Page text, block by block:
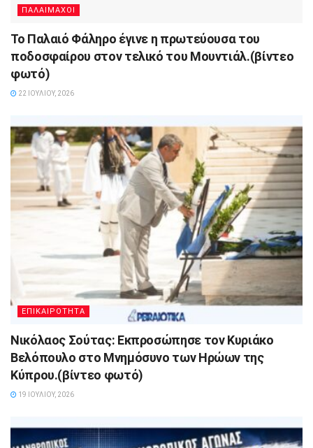
ΠΑΛΑΙΜΑΧΟΙ
Το Παλαιό Φάληρο έγινε η πρωτεύουσα του
ποδοσφαίρου στον τελικό του Μουντιάλ.(βίντεο
φωτό)
22 ΙΟΥΛΊΟΥ, 2026
ΕΠΙΚΑΙΡΟΤΗΤΑ
Νικόλαος Σούτας: Εκπροσώπησε τον Κυριάκο
Βελόπουλο στο Μνημόσυνο των Ηρώων της
Κύπρου.(βίντεο φωτό)
19 ΙΟΥΛΊΟΥ, 2026